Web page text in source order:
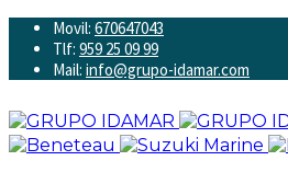
Movil: 670647043
Tlf: 959 25 09 99
Mail: info@grupo-idamar.com